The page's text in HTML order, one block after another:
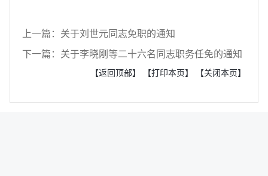
上一篇：关于刘世元同志免职的通知
下一篇：关于李晓刚等二十六名同志职务任免的通知
【返回顶部】 【打印本页】 【关闭本页】